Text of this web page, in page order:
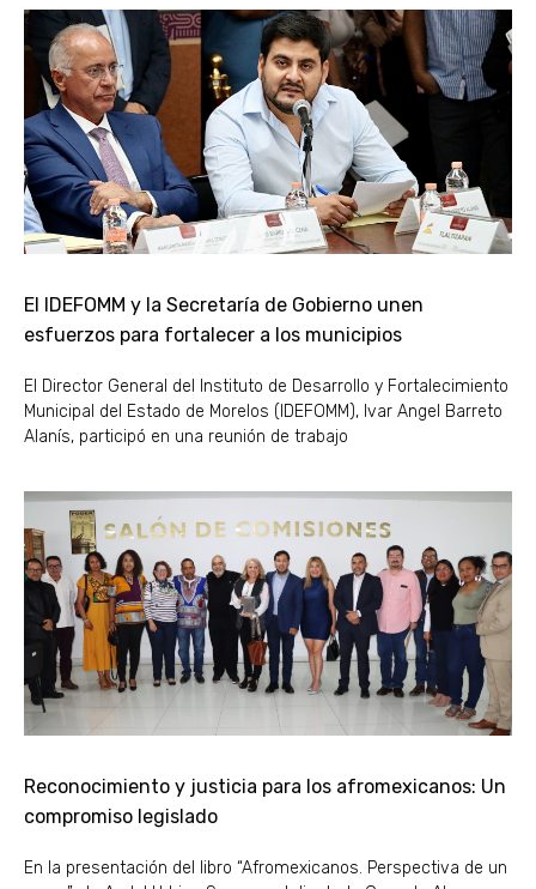
El IDEFOMM y la Secretaría de Gobierno unen
esfuerzos para fortalecer a los municipios
El Director General del Instituto de Desarrollo y Fortalecimiento
Municipal del Estado de Morelos (IDEFOMM), Ivar Angel Barreto
Alanís, participó en una reunión de trabajo
Reconocimiento y justicia para los afromexicanos: Un
compromiso legislado
En la presentación del libro “Afromexicanos. Perspectiva de un